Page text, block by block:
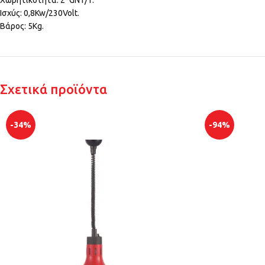
Ισχύς: 0,8Kw/230Volt.
Βάρος: 5Kg.
Σχετικά προϊόντα
-34% -94%